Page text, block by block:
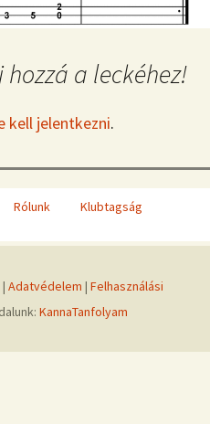
hozzá a leckéhez!
kell jelentkezni.
Rólunk Klubtagság
Adatvédelem | Felhasználási
KannaTanfolyam